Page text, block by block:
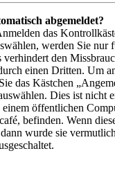
abgemeldet?
das
werden Sie nur
verhindert den
einen Dritten. Um
das Kästchen
Dies ist nicht
öffentlichen
befinden. Wenn
wurde sie